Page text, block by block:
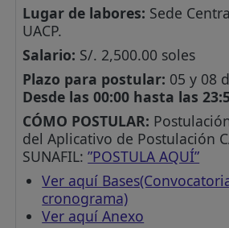
Lugar de labores: Sede
UACP.
Salario: S/. 2,500.00 soles
Plazo para postular: 05 y 08
Desde las 00:00 hasta las
CÓMO POSTULAR:
del Aplicativo de Postulación
SUNAFIL:”POSTULA AQUÍ”
Ver aquí
cronograma)
Ver aquí Anexo